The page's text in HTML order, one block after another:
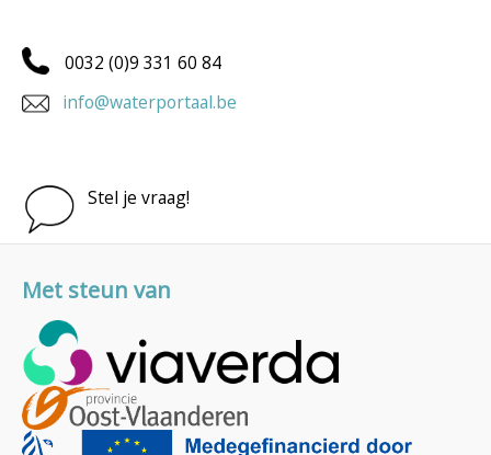
0032 (0)9 331 60 84
info@waterportaal.be
Stel je vraag!
Met steun van